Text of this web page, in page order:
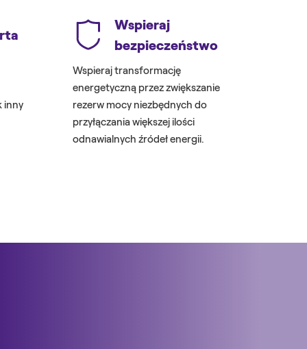
inny
Wspieraj
bezpieczeństwo
Wspieraj transformację
energetyczną przez zwiększanie
rezerw mocy niezbędnych do
przyłączania większej ilości
odnawialnych źródeł energii.